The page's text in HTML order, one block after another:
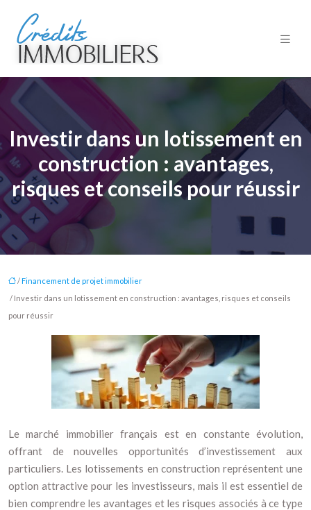
Investir dans un lotissement en
construction : avantages,
risques et conseils pour réussir
/Financement de projet immobilier
/ Investir dans un lotissement en construction : avantages, risques et conseils
pour réussir
Le marché immobilier français est en constante évolution,
offrant de nouvelles opportunités d’investissement aux
particuliers. Les lotissements en construction représentent une
option attractive pour les investisseurs, mais il est essentiel de
bien comprendre les avantages et les risques associés à ce type